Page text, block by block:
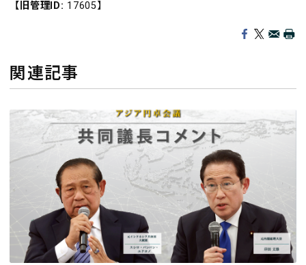
【旧管理ID: 17605】
関連記事